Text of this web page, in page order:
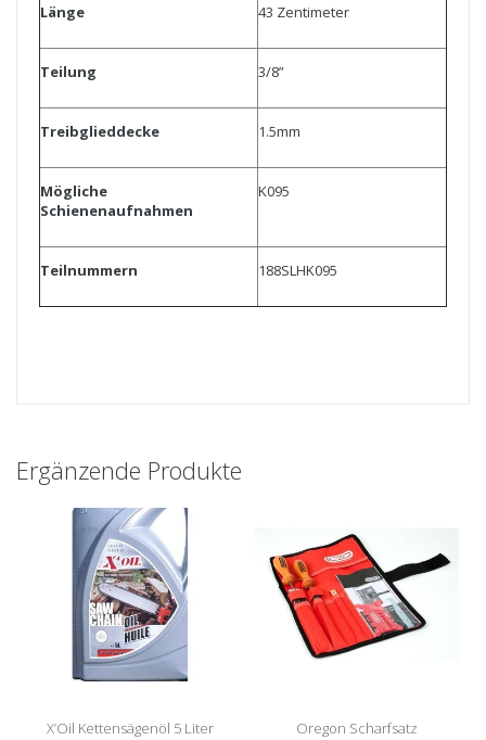
Länge 43 Zentimeter
Teilung 3/8”
Treibglieddecke 1.5mm
Mögliche
Schienenaufnahmen
K095
Teilnummern 188SLHK095
Ergänzende Produkte
X’Oil Kettensägenöl 5 Liter Oregon Scharfsatz